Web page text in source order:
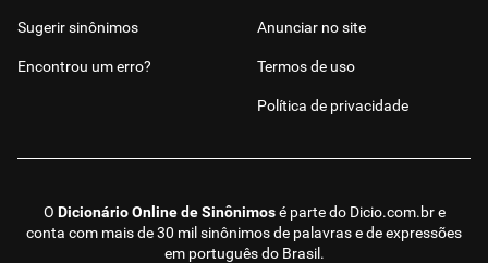
O Dicionário Online de Sinônimosé parte do Dicio.com.bre
conta com mais de 30 mil sinônimos de palavras e de expressões
em português do Brasil.
Sugerir sinônimos
Encontrou um erro?
Anunciar no site
Termos de uso
Política de privacidade